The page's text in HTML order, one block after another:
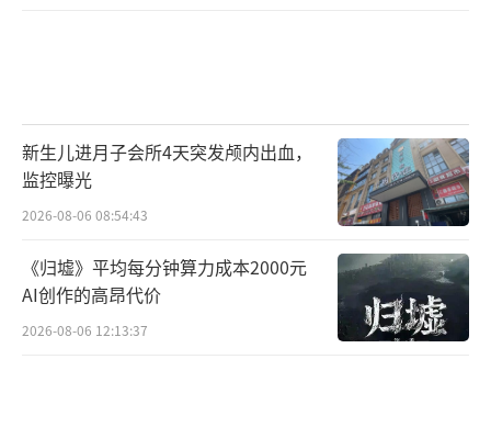
新生儿进月子会所4天突发颅内出血，
监控曝光
2026-08-06 08:54:43
《归墟》平均每分钟算力成本2000元
AI创作的高昂代价
2026-08-06 12:13:37